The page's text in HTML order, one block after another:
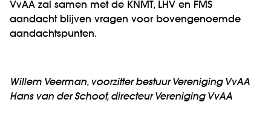
VvAA zal samen met de KNMT, LHV en FMS
aandacht blijven vragen voor bovengenoemde
aandachtspunten.
Willem Veerman, voorzitter bestuur Vereniging VvAA
Hans van der Schoot, directeur Vereniging VvAA